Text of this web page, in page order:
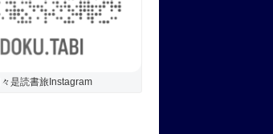
々是読書旅Instagram